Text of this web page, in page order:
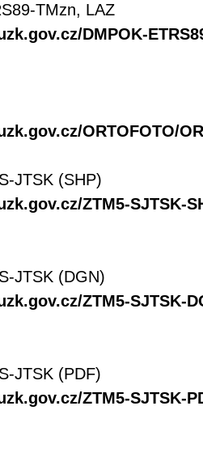
TMzn, LAZ
DMPOK-
ORTOFOTO/
JTSK (SHP)
ZTM5-SJTSK-
JTSK (DGN)
ZTM5-SJTSK-
JTSK (PDF)
ZTM5-SJTSK-